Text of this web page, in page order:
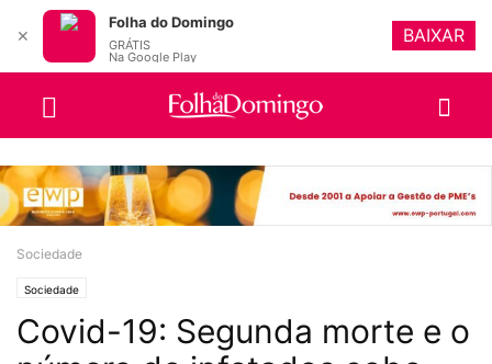
Sociedade
Sociedade
Covid-19: Segunda morte e o
✕
Folha do Domingo
GRÁTIS
Na Google Play
BAIXAR